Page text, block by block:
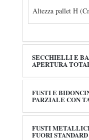
Altezza pallet H
SECCHIELLI E
APERTURA
FUSTI E
PARZIALE CON
FUSTI
FUORI STANDARD